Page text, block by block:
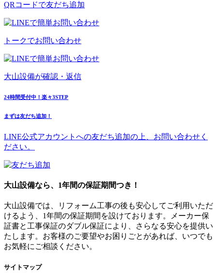
QRコードで友だち追加
トークでお問い合わせ
大山設備が確認・返信
24時間受付中！楽々3STEP
まずは友だち追加！
LINE公式アカウントへの友だち追加の上、お問い合わせく
ださい。
大山設備なら、1年間の保証期間つき！
大山設備では、リフォーム工事の後も安心してご利用いただ
けるよう、1年間の保証期間を設けております。メーカー保
証書と工事保証のダブル保証により、さらなる安心を提供い
たします。お客様のご要望やお困りごとがあれば、いつでも
お気軽にご相談ください。
サイトマップ